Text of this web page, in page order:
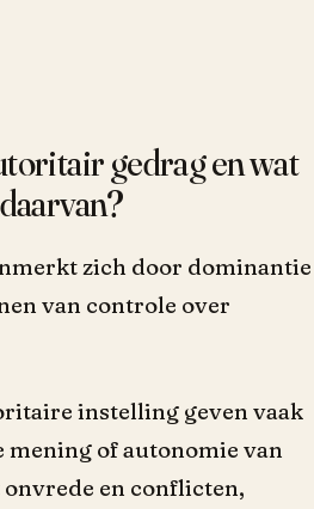
gedrag en wat
zich door dominantie
van controle over
instelling geven vaak
of autonomie van
en conflicten,